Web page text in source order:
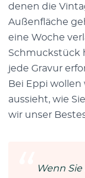
denen die
Außenfläche
eine Woche
Schmuckstück
jede Gravur
Bei Eppi wollen
aussieht, wie
wir unser
Wenn